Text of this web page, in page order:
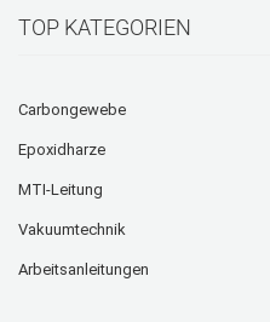
TOP KATEGORIEN
Carbongewebe
Epoxidharze
MTI-Leitung
Vakuumtechnik
Arbeitsanleitungen